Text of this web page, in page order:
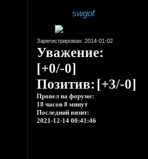
swgof
Зарегистрирован: 2014-01-02
Уважение:
[+0/-0]
Позитив: [+3/-0]
Провел на форуме:
18 часов 8 минут
Последний визит:
2021-12-14 00:41:46